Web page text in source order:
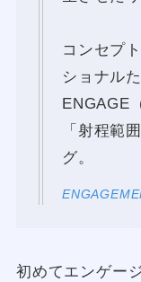
コンセプ
ショナル
ENGAGE
「射程範
グ。
初めてエンゲー